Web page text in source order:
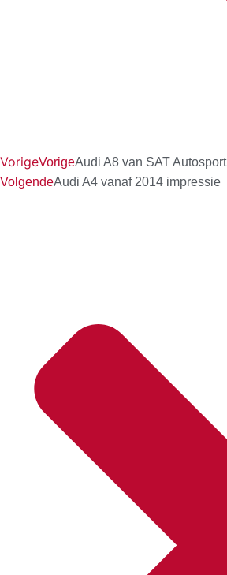
VorigeVorigeAudi A8 van SAT Autosport
VolgendeAudi A4 vanaf 2014 impressie